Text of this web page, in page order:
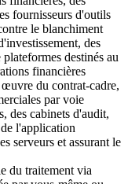
fournisseurs d'outils
le blanchiment
des
destinés au
financières
œuvre du contrat-cadre,
par voie
des cabinets d'audit,
l'application
serveurs et assurant le
du traitement via